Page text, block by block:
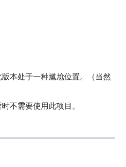
本处于一种尴尬位置。（当然
不需要使用此项目。